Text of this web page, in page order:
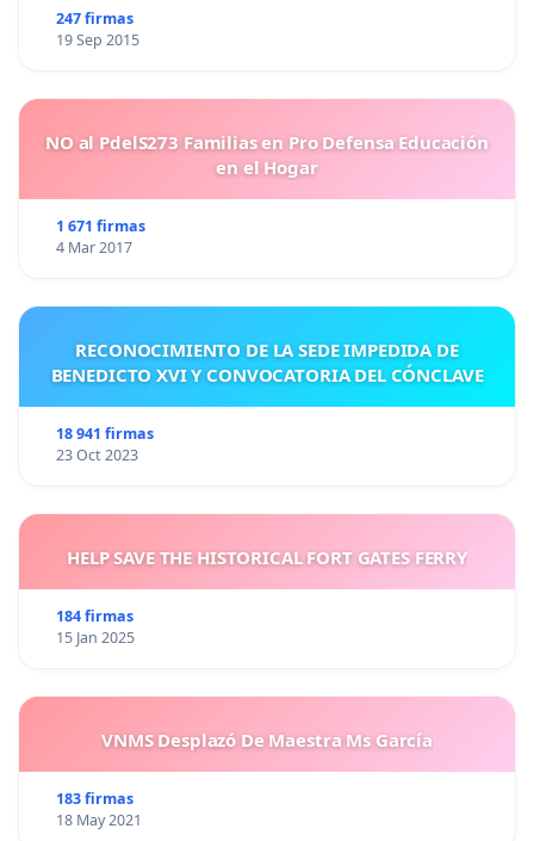
247 firmas
19 Sep 2015
NO al PdelS273 Familias en Pro Defensa Educación
en el Hogar
1 671 firmas
4 Mar 2017
RECONOCIMIENTO DE LA SEDE IMPEDIDA DE
BENEDICTO XVI Y CONVOCATORIA DEL CÓNCLAVE
18 941 firmas
23 Oct 2023
HELP SAVE THE HISTORICAL FORT GATES FERRY
184 firmas
15 Jan 2025
VNMS Desplazó De Maestra Ms García
183 firmas
18 May 2021